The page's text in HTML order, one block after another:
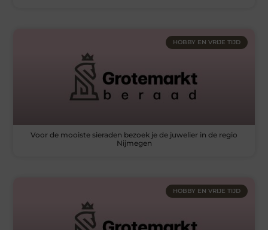
HOBBY EN VRIJE TIJD
Voor de mooiste sieraden bezoek je de juwelier in de regio
Nijmegen
HOBBY EN VRIJE TIJD